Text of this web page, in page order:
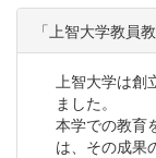
「上智大学教員
上智大学は
ました。
本学での教育
は、その成果